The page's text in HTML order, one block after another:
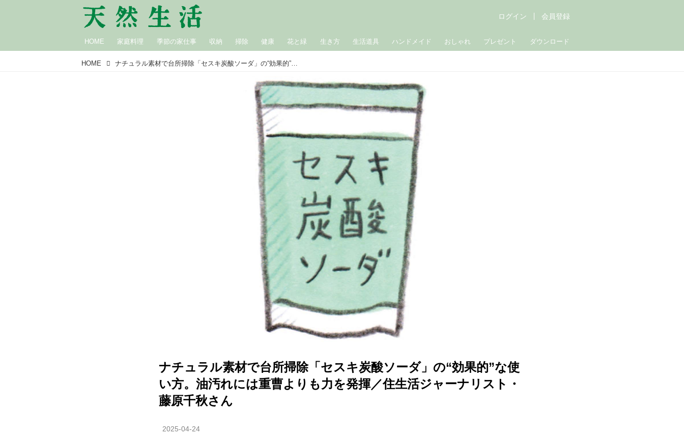
HOME 家庭料理 季節の家仕事 収納 掃除 健康 花と緑 生き方 生活道具 ハンドメイド おしゃれ プレゼント ダウンロード
ログイン 会員登録
HOME ナチュラル素材で台所掃除「セスキ炭酸ソーダ」の“効果的”な使い方。油汚れには重曹よりも力を発揮／住生活ジャーナリスト・藤原千秋さん
ナチュラル素材で台所掃除「セスキ炭酸ソーダ」の“効果的”な使
い方。油汚れには重曹よりも力を発揮／住生活ジャーナリスト・
藤原千秋さん
2025-04-24